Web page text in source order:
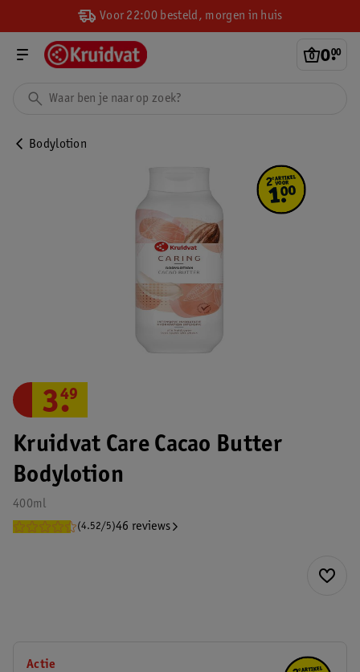
Voor 22:00 besteld, morgen in huis
0.
00
Bodylotion
Kruidvat Care Cacao Butter
Bodylotion
400ml
(4.52/5)46 reviews
3.
49
Actie